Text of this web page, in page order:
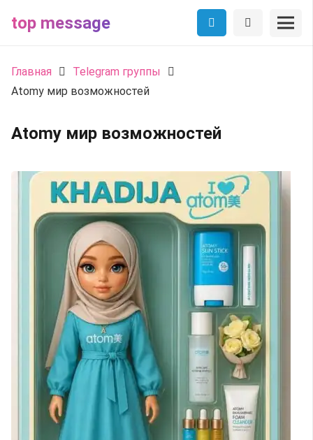
top message
Главная
Telegram группы
Atomy мир возможностей
Atomy мир возможностей